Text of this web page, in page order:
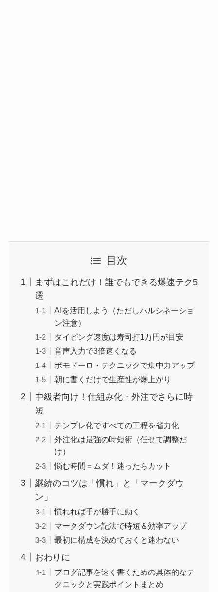
目次
まずはこれだけ！誰でもできる爆速テク5
選
AIを活用しよう（ただしハルシネーショ
ン注意）
タイピング速度は寿司打1万円が目安
音声入力で3倍速くなる
ポモドーロ・テクニックで集中力アップ
朝に書くだけで生産性が爆上がり
中級者向け！仕組み化・外注でさらに時
短
テンプレ化ですべての工程を省力化
外注化は最強の時短術（任せて調整だ
け）
悩む時間＝ムダ！迷ったらカット
継続のコツは「慣れ」と「マークダウ
ン」
慣れれば手が勝手に動く
マークダウン記法で時短＆効率アップ
最初に構成を決めておくと迷わない
おわりに
ブログ記事を速く書くための具体的なテ
クニックと実践ポイントまとめ